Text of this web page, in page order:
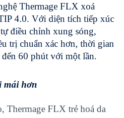
Thermage FLX xoá
4.0. Với diện tích tiếp xúc
điều chỉnh xung sóng,
trị chuẩn xác hơn, thời gian
60 phút với một lần.
mái hơn
Thermage FLX trẻ hoá da